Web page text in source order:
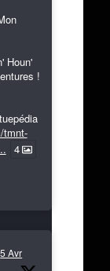
Houn'
!
tmnt-
4
5 Avr